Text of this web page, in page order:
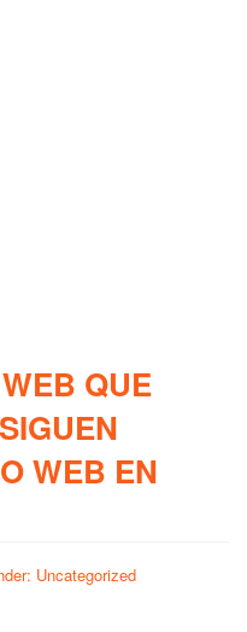
QUE
WEB EN
Uncategorized